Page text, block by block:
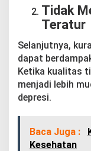
Tidak
Teratur
Selanjutnya,
dapat
Ketika kualitas
menjadi lebih
depresi.
Baca Juga :
Kesehatan